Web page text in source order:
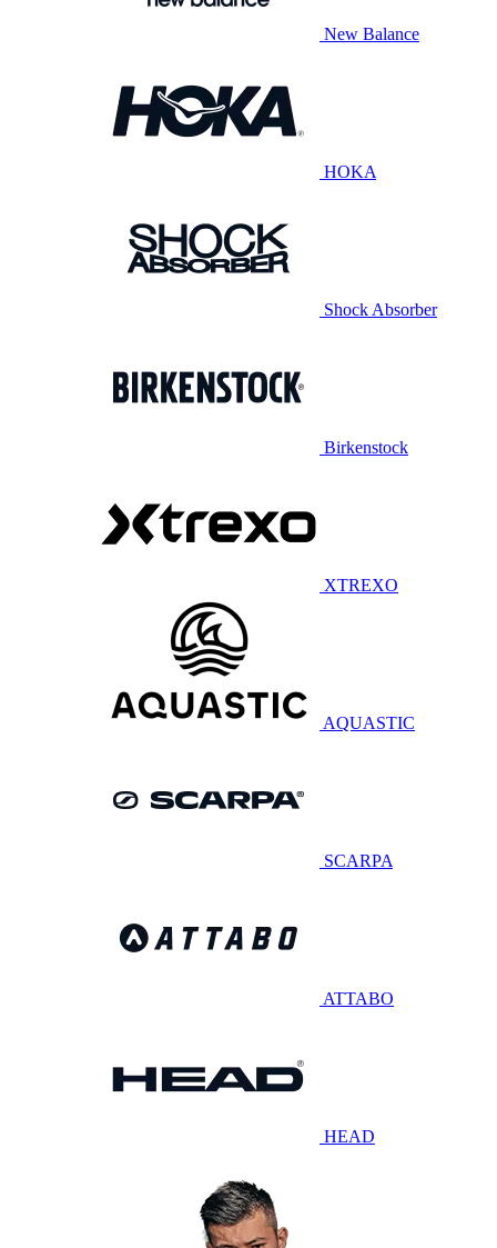
New Balance
HOKA
Shock Absorber
Birkenstock
XTREXO
AQUASTIC
SCARPA
ATTABO
HEAD